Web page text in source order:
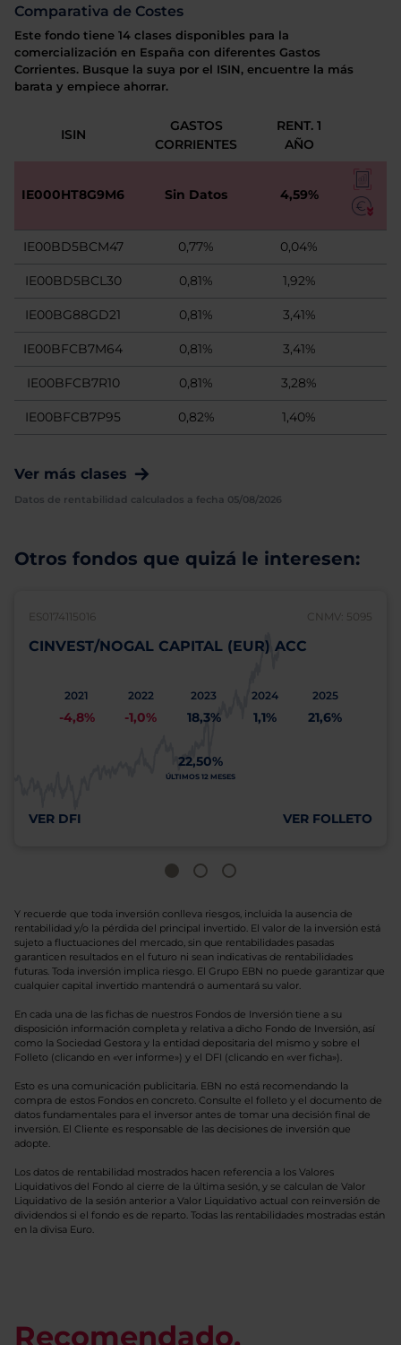
Comparativa de Costes
Este fondo tiene 14 clases disponibles para la
comercialización en España con diferentes Gastos
Corrientes. Busque la suya por el ISIN, encuentre la más
barata y empiece ahorrar.
ISIN
GASTOS
CORRIENTES
RENT. 1
AÑO
IE000HT8G9M6 Sin Datos 4,59%
IE00BD5BCM47 0,77% 0,04%
IE00BD5BCL30 0,81% 1,92%
IE00BG88GD21 0,81% 3,41%
IE00BFCB7M64 0,81% 3,41%
IE00BFCB7R10 0,81% 3,28%
IE00BFCB7P95 0,82% 1,40%
Ver más clases
Datos de rentabilidad calculados a fecha 05/08/2026
Otros fondos que quizá le interesen:
ES0174115016 CNMV: 5095
CINVEST/NOGAL CAPITAL (EUR) ACC
2021
-4,8%
2022
-1,0%
2023
18,3%
2024
1,1%
2025
21,6%
22,50%
ÚLTIMOS 12 MESES
VER DFI VER FOLLETO
Y recuerde que toda inversión conlleva riesgos, incluida la ausencia de
rentabilidad y/o la pérdida del principal invertido. El valor de la inversión está
sujeto a fluctuaciones del mercado, sin que rentabilidades pasadas
garanticen resultados en el futuro ni sean indicativas de rentabilidades
futuras. Toda inversión implica riesgo. El Grupo EBN no puede garantizar que
cualquier capital invertido mantendrá o aumentará su valor.
En cada una de las fichas de nuestros Fondos de Inversión tiene a su
disposición información completa y relativa a dicho Fondo de Inversión, así
como la Sociedad Gestora y la entidad depositaria del mismo y sobre el
Folleto (clicando en «ver informe») y el DFI (clicando en «ver ficha»).
Esto es una comunicación publicitaria. EBN no está recomendando la
compra de estos Fondos en concreto. Consulte el folleto y el documento de
datos fundamentales para el inversor antes de tomar una decisión final de
inversión. El Cliente es responsable de las decisiones de inversión que
adopte.
Los datos de rentabilidad mostrados hacen referencia a los Valores
Liquidativos del Fondo al cierre de la última sesión, y se calculan de Valor
Liquidativo de la sesión anterior a Valor Liquidativo actual con reinversión de
dividendos si el fondo es de reparto. Todas las rentabilidades mostradas están
en la divisa Euro.
Recomendado.